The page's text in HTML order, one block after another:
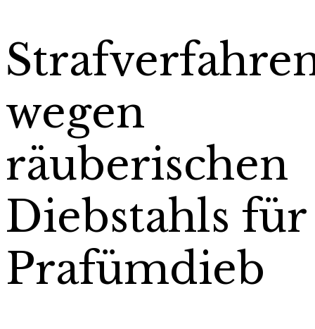
wegen
räuberischen
Diebstahls für
Prafümdieb